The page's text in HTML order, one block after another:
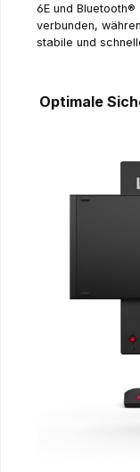
6E und
verbunden,
stabile und
Optimale